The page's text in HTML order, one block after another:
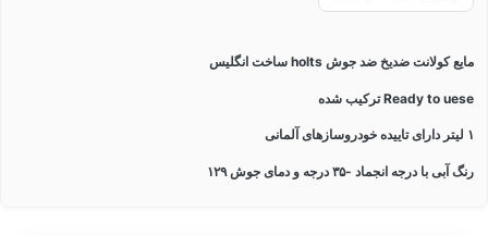
مایع کولانت ضدیخ ضد جوش holts ساخت انگلیس
Ready to uese ترکیب شده
۱ لیتر دارای تاییده خودروسازهای آلمانی
رنگ آبی با درجه انجماد -۳۵ درجه و دمای جوش ۱۲۹